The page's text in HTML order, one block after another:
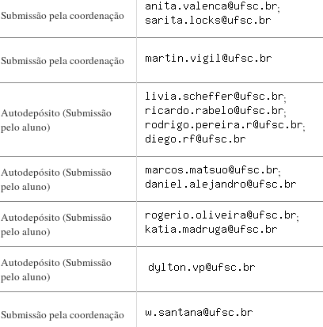
Submissão pela coordenação ;
Submissão pela coordenação
Autodepósito (Submissão
pelo aluno)
;
;
;
Autodepósito (Submissão
pelo aluno)
;
Autodepósito (Submissão
pelo aluno)
;
Autodepósito (Submissão
pelo aluno)
Submissão pela coordenação